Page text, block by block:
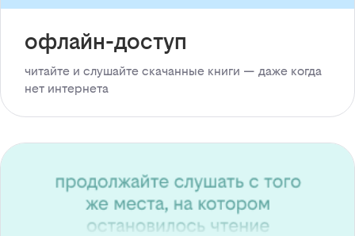
офлайн-доступ
читайте и слушайте скачанные книги — даже когда
нет интернета